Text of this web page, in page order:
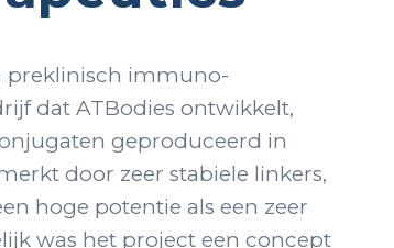
preklinisch immuno-
dat ATBodies ontwikkelt,
geproduceerd in
door zeer stabiele linkers,
hoge potentie als een zeer
was het project een concept